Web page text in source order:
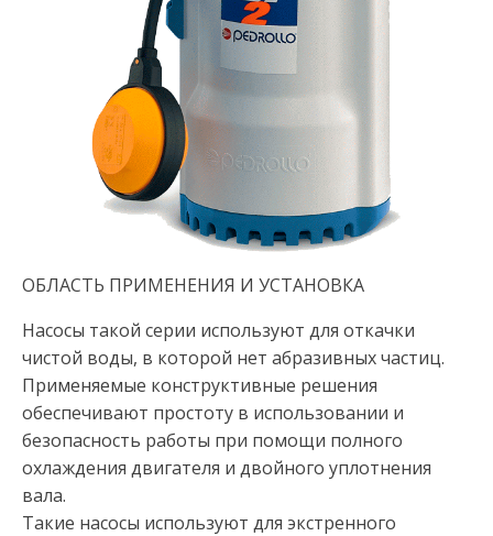
ОБЛАСТЬ ПРИМЕНЕНИЯ И УСТАНОВКА
Насосы такой серии используют для откачки
чистой воды, в которой нет абразивных частиц.
Применяемые конструктивные решения
обеспечивают простоту в использовании и
безопасность работы при помощи полного
охлаждения двигателя и двойного уплотнения
вала.
Такие насосы используют для экстренного